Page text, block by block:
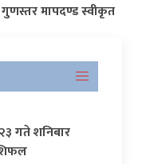
मापदण्ड स्वीकृत
गते शनिबार